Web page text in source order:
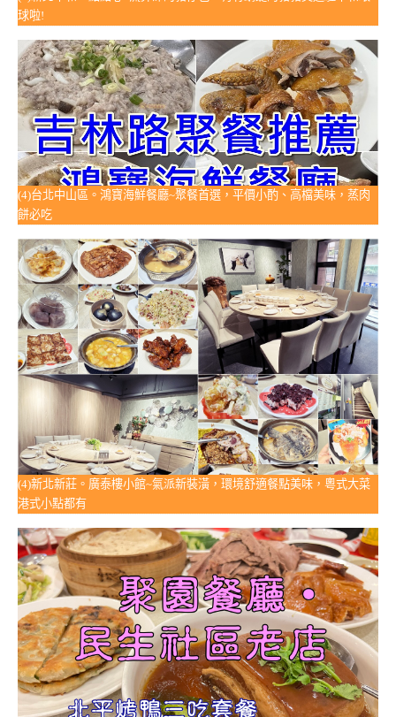
球啦!
(4)台北中山區。鴻寶海鮮餐廳~聚餐首選，平價小酌、高檔美味，蒸肉
餅必吃
(4)新北新莊。廣泰樓小館~氣派新裝潢，環境舒適餐點美味，粵式大菜
港式小點都有